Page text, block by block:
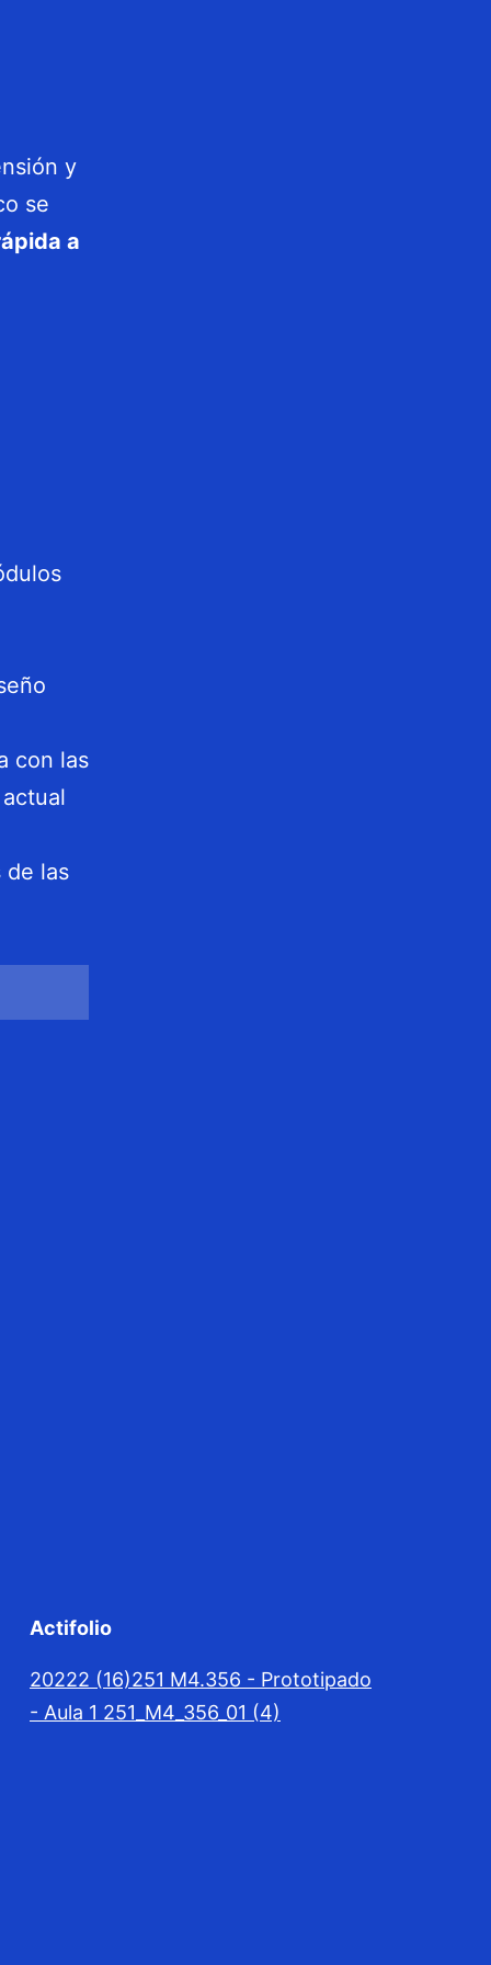
y
se
a
con las
las
Actifolio
20222 (16)251 M4.356 - Prototipado
- Aula 1 251_M4_356_01 (4)